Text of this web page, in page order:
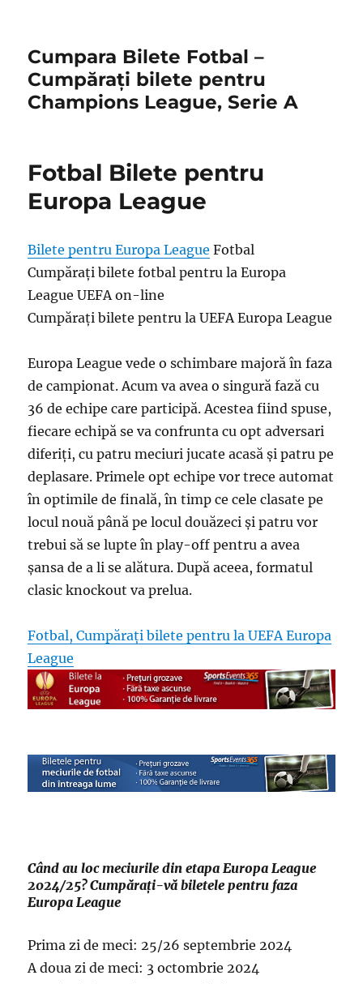
Cumpara Bilete Fotbal –
Cumpărați bilete pentru
Champions League, Serie A
Fotbal Bilete pentru
Europa League
Bilete pentru Europa League Fotbal
Cumpărați bilete fotbal pentru la Europa
League UEFA on-line
Cumpărați bilete pentru la UEFA Europa League
Europa League vede o schimbare majoră în faza
de campionat. Acum va avea o singură fază cu
36 de echipe care participă. Acestea fiind spuse,
fiecare echipă se va confrunta cu opt adversari
diferiți, cu patru meciuri jucate acasă și patru pe
deplasare. Primele opt echipe vor trece automat
în optimile de finală, în timp ce cele clasate pe
locul nouă până pe locul douăzeci și patru vor
trebui să se lupte în play-off pentru a avea
șansa de a li se alătura. După aceea, formatul
clasic knockout va prelua.
Fotbal, Cumpărați bilete pentru la UEFA Europa
League
Când au loc meciurile din etapa Europa League
2024/25? Cumpărați-vă biletele pentru faza
Europa League
Prima zi de meci: 25/26 septembrie 2024
A doua zi de meci: 3 octombrie 2024